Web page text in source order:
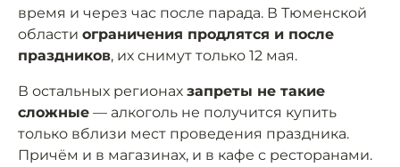
время и через час после парада. В Тюменской
области ограничения продлятся и после
праздников, их снимут только 12 мая.
В остальных регионах запреты не такие
сложные — алкоголь не получится купить
только вблизи мест проведения праздника.
Причём и в магазинах, и в кафе с ресторанами.